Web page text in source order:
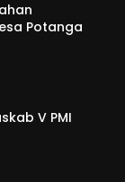
Potanga
V PMI